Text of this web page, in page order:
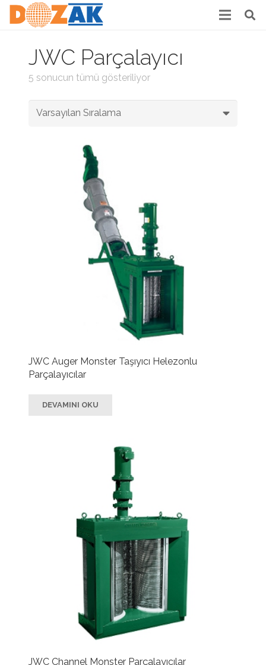
JWC Parçalayıcı
5 sonucun tümü gösteriliyor
JWC Auger Monster Taşıyıcı Helezonlu
Parçalayıcılar
DEVAMINI OKU
JWC Channel Monster Parçalayıcılar